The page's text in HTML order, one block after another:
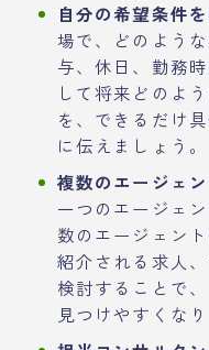
自分の希望条件
場で、どのよう
与、休日、勤務
して将来どのよ
を、できるだけ
に伝えましょう。
複数のエージェ
一つのエージェ
数のエージェン
紹介される求人
検討することで
見つけやすくなり